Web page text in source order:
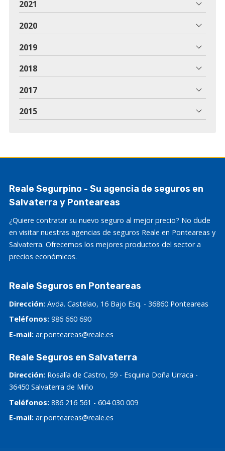
2021
2020
2019
2018
2017
2015
Reale Segurpino - Su agencia de seguros en
Salvaterra y Ponteareas
¿Quiere contratar su nuevo seguro al mejor precio? No dude
en visitar nuestras agencias de seguros Reale en Ponteareas y
Salvaterra. Ofrecemos los mejores productos del sector a
precios económicos.
Reale Seguros en Ponteareas
Dirección: Avda. Castelao, 16 Bajo Esq. - 36860 Ponteareas
Teléfonos: 986 660 690
E-mail: ar.ponteareas@reale.es
Reale Seguros en Salvaterra
Dirección: Rosalía de Castro, 59 - Esquina Doña Urraca -
36450 Salvaterra de Miño
Teléfonos: 886 216 561 - 604 030 009
E-mail: ar.ponteareas@reale.es